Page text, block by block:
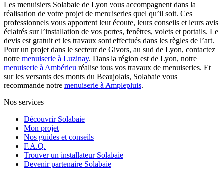
Les menuisiers Solabaie de Lyon vous accompagnent dans la
réalisation de votre projet de menuiseries quel qu’il soit. Ces
professionnels vous apportent leur écoute, leurs conseils et leurs avis
éclairés sur l’installation de vos portes, fenêtres, volets et portails. Le
devis est gratuit et les travaux sont effectués dans les règles de l’art.
Pour un projet dans le secteur de Givors, au sud de Lyon, contactez
notre menuiserie à Luzinay. Dans la région est de Lyon, notre
menuiserie à Ambérieu réalise tous vos travaux de menuiseries. Et
sur les versants des monts du Beaujolais, Solabaie vous
recommande notre menuiserie à Amplepluis.
Nos services
Découvrir Solabaie
Mon projet
Nos guides et conseils
F.A.Q.
Trouver un installateur Solabaie
Devenir partenaire Solabaie